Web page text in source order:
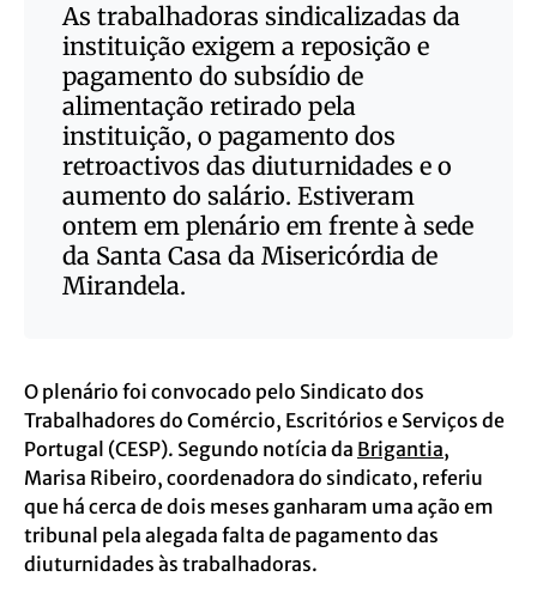
As trabalhadoras sindicalizadas da
instituição exigem a reposição e
pagamento do subsídio de
alimentação retirado pela
instituição, o pagamento dos
retroactivos das diuturnidades e o
aumento do salário. Estiveram
ontem em plenário em frente à sede
da Santa Casa da Misericórdia de
Mirandela.
O plenário foi convocado pelo Sindicato dos
Trabalhadores do Comércio, Escritórios e Serviços de
Portugal (CESP). Segundo notícia da Brigantia,
Marisa Ribeiro, coordenadora do sindicato, referiu
que há cerca de dois meses ganharam uma ação em
tribunal pela alegada falta de pagamento das
diuturnidades às trabalhadoras.